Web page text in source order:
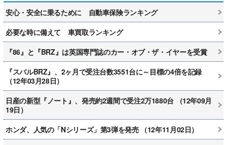
安心・安全に乗るために 自動車保険ランキング
必要な時に備えて 車買取ランキング
『86』と『BRZ』は英国専門誌のカー・オブ・ザ・イヤーを受賞
『スバルBRZ』、2ヶ月で受注台数3551台に～目標の4倍を記録
（12年03月28日）
日産の新型『ノート』、発売約2週間で受注2万1880台 （12年09月
19日）
ホンダ、人気の「Nシリーズ」第3弾を発売 （12年11月02日）